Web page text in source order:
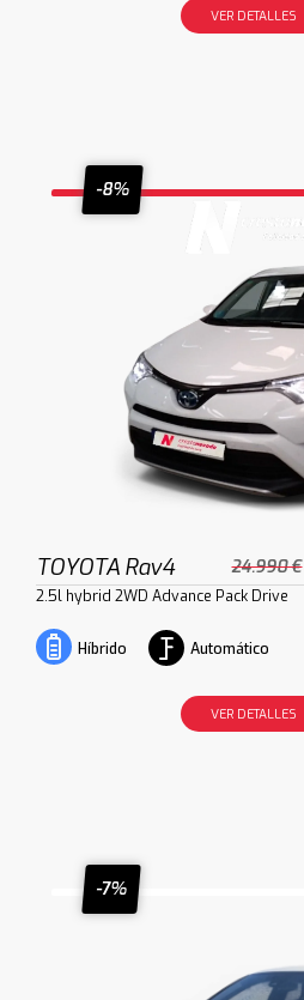
VER DETALLES
-8%
TOYOTA Rav4 24.990 €
2.5l hybrid 2WD Advance Pack Drive
Híbrido Automático
VER DETALLES
-7%